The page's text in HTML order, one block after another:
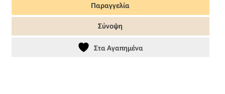
was:
165,00 €.
τιμή
είναι:
Παραγγελία
Σύνοψη
Στα Αγαπημένα